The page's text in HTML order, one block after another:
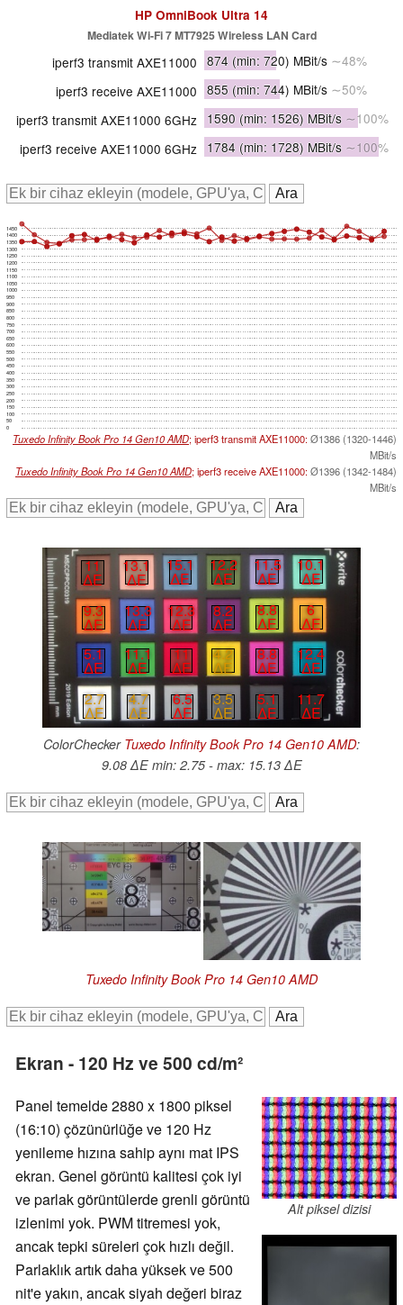
HP OmniBook Ultra 14
Mediatek Wi-Fi 7 MT7925 Wireless LAN Card
iperf3 transmit AXE11000 874 (min: 720) MBit/s ∼48%
iperf3 receive AXE11000 855 (min: 744) MBit/s ∼50%
iperf3 transmit AXE11000 6GHz 1590 (min: 1526) MBit/s ∼100%
iperf3 receive AXE11000 6GHz 1784 (min: 1728) MBit/s ∼100%
0
50
100
150
200
250
300
350
400
450
500
550
600
650
700
750
800
850
900
950
1000
1050
1100
1150
1200
1250
1300
1350
1400
1450
Tuxedo Infinity Book Pro 14 Gen10 AMD; iperf3 transmit AXE11000:Ø1386 (1320-1446)
MBit/s
Tuxedo Infinity Book Pro 14 Gen10 AMD; iperf3 receive AXE11000:Ø1396 (1342-1484)
MBit/s
11
∆E
13.1
∆E
15.1
∆E
12.2
∆E
11.5
∆E
10.1
∆E
9.3
∆E
13.3
∆E
12.3
∆E
8.2
∆E
8.8
∆E
6
∆E
5.1
∆E
11.1
∆E
11
∆E
4.2
∆E
8.8
∆E
12.4
∆E
2.7
∆E
4.7
∆E
6.5
∆E
3.5
∆E
5.1
∆E
11.7
∆E
ColorChecker Tuxedo Infinity Book Pro 14 Gen10 AMD:
9.08 ∆E min: 2.75 - max: 15.13 ∆E
Tuxedo Infinity Book Pro 14 Gen10 AMD
Ekran - 120 Hz ve 500 cd/m²
Alt piksel dizisi
Panel temelde 2880 x 1800 piksel
(16:10) çözünürlüğe ve 120 Hz
yenileme hızına sahip aynı mat IPS
ekran. Genel görüntü kalitesi çok iyi
ve parlak görüntülerde grenli görüntü
izlenimi yok. PWM titremesi yok,
ancak tepki süreleri çok hızlı değil.
Parlaklık artık daha yüksek ve 500
nit'e yakın, ancak siyah değeri biraz